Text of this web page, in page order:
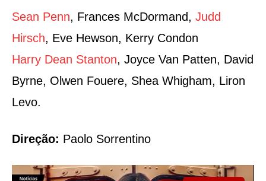
Sean Penn, Frances McDormand, Judd
Hirsch, Eve Hewson, Kerry Condon
Harry Dean Stanton, Joyce Van Patten, David
Byrne, Olwen Fouere, Shea Whigham, Liron
Levo.
Direção: Paolo Sorrentino